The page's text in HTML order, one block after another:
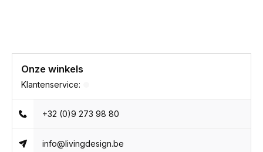
Onze winkels
Klantenservice:
+32 (0)9 273 98 80
info@livingdesign.be